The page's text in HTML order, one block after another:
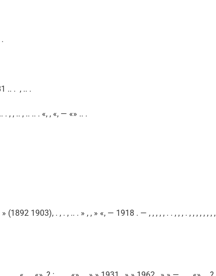
.. . , .. .
. , , .. , .. .. . «, , «, — «» .. .
(1892 1903), . , . , .. . » , , » «, — 1918 . — , , , , , . . , , , . , , , , , , , ,